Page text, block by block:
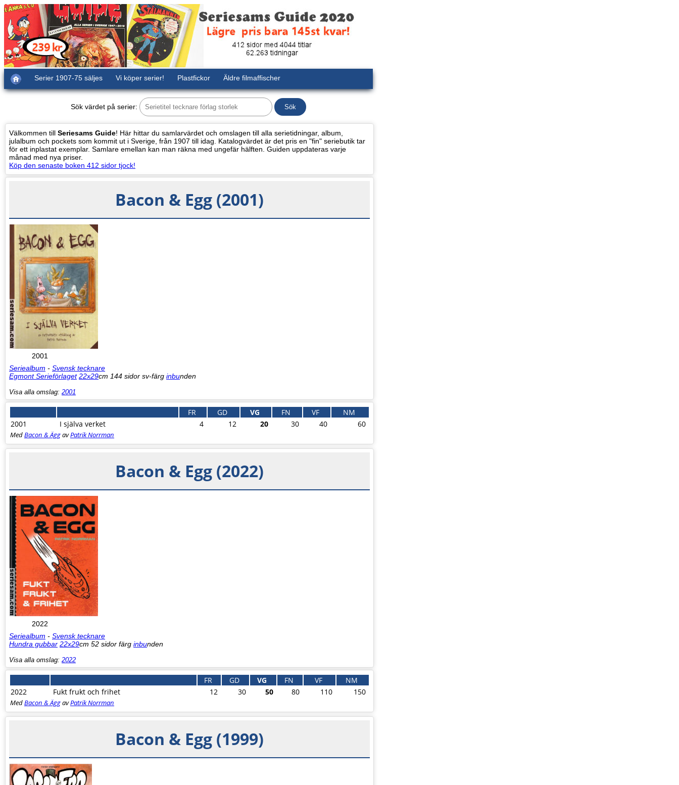
Serier 1907-75 säljes Vi köper serier! Plastfickor Äldre filmaffischer
Sök värdet på serier:
Välkommen till Seriesams Guide! Här hittar du samlarvärdet och omslagen till alla serietidningar, album,
julalbum och pockets som kommit ut i Sverige, från 1907 till idag. Katalogvärdet är det pris en "fin" seriebutik tar
för ett inplastat exemplar. Samlare emellan kan man räkna med ungefär hälften. Guiden uppdateras varje
månad med nya priser.
Köp den senaste boken 412 sidor tjock!
Bacon & Egg (2001)
2001
Seriealbum - Svensk tecknare
Egmont Serieförlaget 22x29cm 144 sidor sv-färg inbunden
Visa alla omslag: 2001
FR GD VG FN VF
NM
2001
I själva verket 4 12 20 30 40 60
MedBacon & ÄggavPatrik Norrman
Bacon & Egg (2022)
2022
Seriealbum - Svensk tecknare
Hundra gubbar 22x29cm 52 sidor färg inbunden
Visa alla omslag: 2022
FR GD VG FN VF
NM
2022
Fukt frukt och frihet 12 30 50 80 110 150
MedBacon & ÄggavPatrik Norrman
Bacon & Egg (1999)